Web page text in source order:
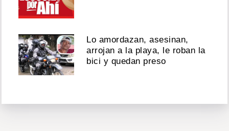
Lo amordazan, asesinan,
arrojan a la playa, le roban la
bici y quedan preso